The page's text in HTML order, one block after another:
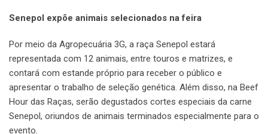
Senepol expõe animais selecionados na feira
Por meio da Agropecuária 3G, a raça Senepol estará
representada com 12 animais, entre touros e matrizes, e
contará com estande próprio para receber o público e
apresentar o trabalho de seleção genética. Além disso, na Beef
Hour das Raças, serão degustados cortes especiais da carne
Senepol, oriundos de animais terminados especialmente para o
evento.